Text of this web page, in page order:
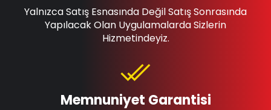
Memnuniyet Garantisi
Yalnızca Satış Esnasında Değil Satış Sonrasında
Yapılacak Olan Uygulamalarda Sizlerin
Hizmetindeyiz.